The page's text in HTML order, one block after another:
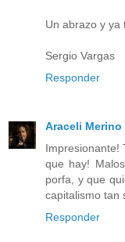
Un abrazo y ya
Sergio Vargas
Responder
Araceli Merino
Impresionante!
que hay!
porfa, y que
capitalismo tan
Responder